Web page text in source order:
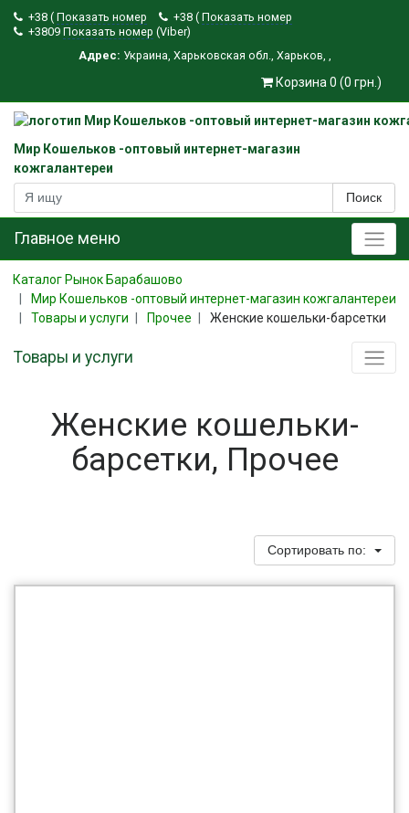
+38 ( Показать номер +38 ( Показать номер
+3809 Показать номер (Viber)
Адрес: Украина, Харьковская обл., Харьков, ,
Корзина 0 (0 грн.)
Мир Кошельков -оптовый интернет-магазин
кожгалантереи
Поиск
Главное меню
Каталог Рынок Барабашово
Мир Кошельков -оптовый интернет-магазин кожгалантереи
Товары и услуги
Прочее Женские кошельки-барсетки
Товары и услуги
Женские кошельки-
барсетки, Прочее
Сортировать по: